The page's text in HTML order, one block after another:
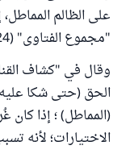
على الظالم
"مجموع الفتاوى" (30/24).
الحق (حتى شكا
(المماطل) ؛ إذا كان
الاختيارات؛ لأنه